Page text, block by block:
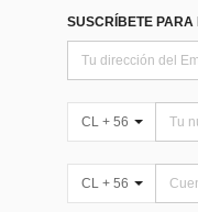
SUSCRÍBETE PARA
CL + 56
CL + 56